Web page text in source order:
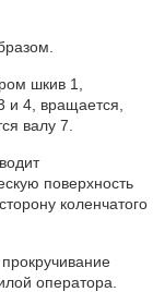
шкив 1,
и 4, вращается,
валу 7.
поверхность
коленчатого
оператора.